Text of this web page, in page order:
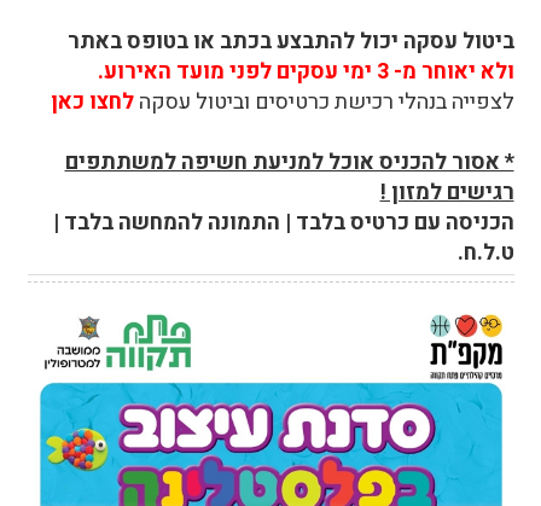
ביטול עסקה יכול להתבצע בכתב או בטופס באתר
ולא יאוחר מ- 3 ימי עסקים לפני מועד האירוע.
לצפייה בנהלי רכישת כרטיסים וביטול עסקהלחצו כאן
* אסור להכניס אוכל למניעת חשיפה למשתתפים
רגישים למזון !
הכניסה עם כרטיס בלבד | התמונה להמחשה בלבד |
ט.ל.ח.